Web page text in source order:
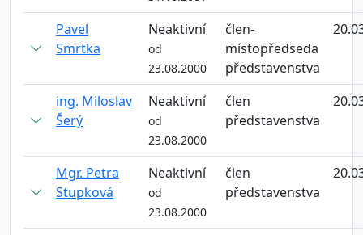
Pavel
Smrtka
Neaktivní
od
23.08.2000
člen-
místopředseda
představenstva
ing. Miloslav
Šerý
Neaktivní
od
23.08.2000
člen
představenstva
Mgr. Petra
Stupková
Neaktivní
od
23.08.2000
člen
představenstva